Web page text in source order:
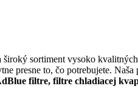
široký sortiment vysoko
presne to, čo potrebujete.
filtre, filtre chladiacej